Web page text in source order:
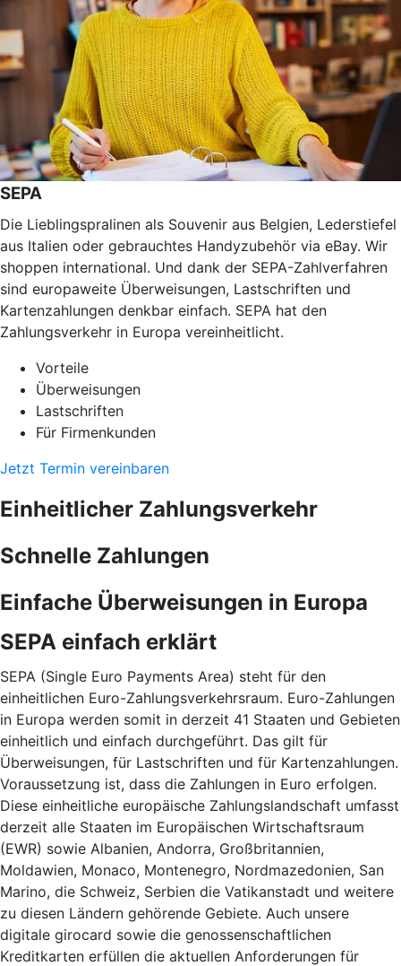
SEPA
Die Lieblingspralinen als Souvenir aus Belgien, Lederstiefel
aus Italien oder gebrauchtes Handyzubehör via eBay. Wir
shoppen international. Und dank der SEPA-Zahlverfahren
sind europaweite Überweisungen, Lastschriften und
Kartenzahlungen denkbar einfach. SEPA hat den
Zahlungsverkehr in Europa vereinheitlicht.
Vorteile
Überweisungen
Lastschriften
Für Firmenkunden
Jetzt Termin vereinbaren
Einheitlicher Zahlungsverkehr
Schnelle Zahlungen
Einfache Überweisungen in Europa
SEPA einfach erklärt
SEPA (Single Euro Payments Area) steht für den
einheitlichen Euro-Zahlungsverkehrsraum. Euro-Zahlungen
in Europa werden somit in derzeit 41 Staaten und Gebieten
einheitlich und einfach durchgeführt. Das gilt für
Überweisungen, für Lastschriften und für Kartenzahlungen.
Voraussetzung ist, dass die Zahlungen in Euro erfolgen.
Diese einheitliche europäische Zahlungslandschaft umfasst
derzeit alle Staaten im Europäischen Wirtschaftsraum
(EWR) sowie Albanien, Andorra, Großbritannien,
Moldawien, Monaco, Montenegro, Nordmazedonien, San
Marino, die Schweiz, Serbien die Vatikanstadt und weitere
zu diesen Ländern gehörende Gebiete. Auch unsere
digitale girocard sowie die genossenschaftlichen
Kreditkarten erfüllen die aktuellen Anforderungen für